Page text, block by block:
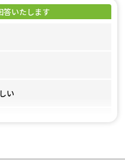
い